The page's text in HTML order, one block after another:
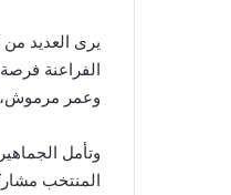
يرى العديد
الفراعنة
وعمر مرموش،
وتأمل
المنتخب